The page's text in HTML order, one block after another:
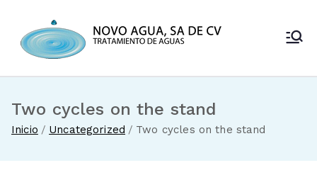
contenido
Novo Agua
Two cycles on the stand
Inicio Uncategorized Two cycles on the stand